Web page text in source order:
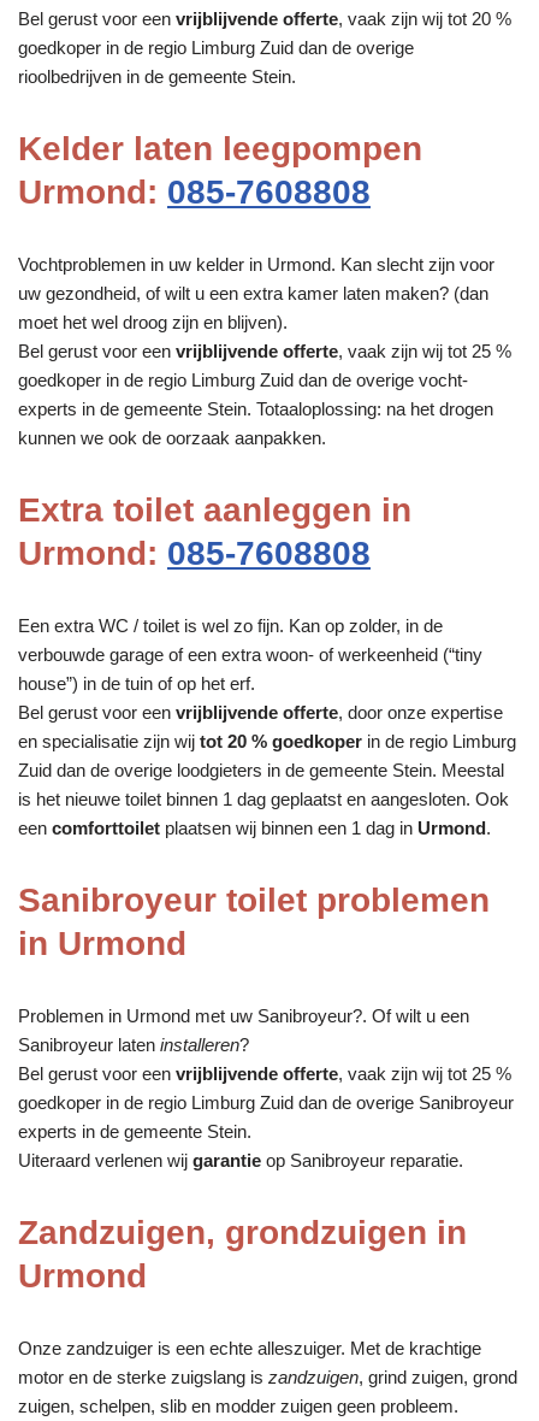
Bel gerust voor een vrijblijvende offerte, vaak zijn wij tot 20 %
goedkoper in de regio Limburg Zuid dan de overige
rioolbedrijven in de gemeente Stein.
Kelder laten leegpompen
Urmond: 085-7608808
Vochtproblemen in uw kelder in Urmond. Kan slecht zijn voor
uw gezondheid, of wilt u een extra kamer laten maken? (dan
moet het wel droog zijn en blijven).
Bel gerust voor een vrijblijvende offerte, vaak zijn wij tot 25 %
goedkoper in de regio Limburg Zuid dan de overige vocht-
experts in de gemeente Stein. Totaaloplossing: na het drogen
kunnen we ook de oorzaak aanpakken.
Extra toilet aanleggen in
Urmond: 085-7608808
Een extra WC / toilet is wel zo fijn. Kan op zolder, in de
verbouwde garage of een extra woon- of werkeenheid (“tiny
house”) in de tuin of op het erf.
Bel gerust voor een vrijblijvende offerte, door onze expertise
en specialisatie zijn wij tot 20 % goedkoper in de regio Limburg
Zuid dan de overige loodgieters in de gemeente Stein. Meestal
is het nieuwe toilet binnen 1 dag geplaatst en aangesloten. Ook
een comforttoilet plaatsen wij binnen een 1 dag in Urmond.
Sanibroyeur toilet problemen
in Urmond
Problemen in Urmond met uw Sanibroyeur?. Of wilt u een
Sanibroyeur laten installeren?
Bel gerust voor een vrijblijvende offerte, vaak zijn wij tot 25 %
goedkoper in de regio Limburg Zuid dan de overige Sanibroyeur
experts in de gemeente Stein.
Uiteraard verlenen wij garantie op Sanibroyeur reparatie.
Zandzuigen, grondzuigen in
Urmond
Onze zandzuiger is een echte alleszuiger. Met de krachtige
motor en de sterke zuigslang is zandzuigen, grind zuigen, grond
zuigen, schelpen, slib en modder zuigen geen probleem.